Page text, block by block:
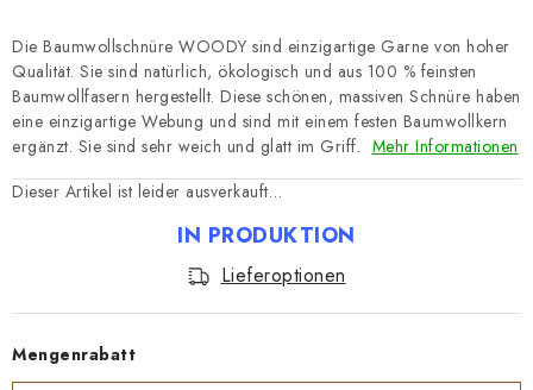
Die Baumwollschnüre WOODY sind einzigartige Garne von hoher
Qualität. Sie sind natürlich, ökologisch und aus 100 % feinsten
Baumwollfasern hergestellt. Diese schönen, massiven Schnüre haben
eine einzigartige Webung und sind mit einem festen Baumwollkern
ergänzt. Sie sind sehr weich und glatt im Griff. Mehr Informationen
Dieser Artikel ist leider ausverkauft…
IN PRODUKTION
Lieferoptionen
Mengenrabatt